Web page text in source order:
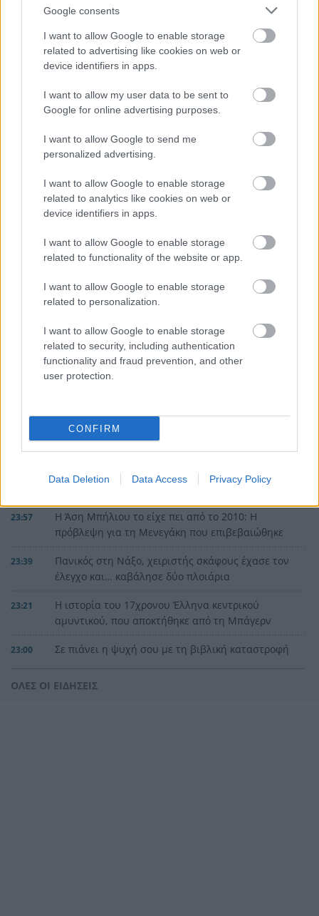
Google consents
I want to allow Google to enable storage
related to advertising like cookies on web or
device identifiers in apps.
I want to allow my user data to be sent to
Google for online advertising purposes.
I want to allow Google to send me
personalized advertising.
I want to allow Google to enable storage
related to analytics like cookies on web or
device identifiers in apps.
I want to allow Google to enable storage
related to functionality of the website or app.
I want to allow Google to enable storage
related to personalization.
I want to allow Google to enable storage
related to security, including authentication
functionality and fraud prevention, and other
user protection.
CONFIRM
Data Deletion Data Access Privacy Policy
23:57
Η Άση Μπήλιου το είχε πει από το 2010: Η
πρόβλεψη για τη Μενεγάκη που επιβεβαιώθηκε
23:39
Πανικός στη Νάξο, χειριστής σκάφους έχασε τον
έλεγχο και… καβάλησε δύο πλοιάρια
23:21
Η ιστορία του 17χρονου Έλληνα κεντρικού
αμυντικού, που αποκτήθηκε από τη Μπάγερν
23:00
Σε πιάνει η ψυχή σου με τη βιβλική καταστροφή
Νύχτα αγωνίας, μάχη με τις φλόγες στη Δυτική
ΟΛΕΣ ΟΙ ΕΙΔΗΣΕΙΣ